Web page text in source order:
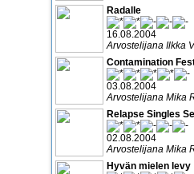
Radalle
16.08.2004
Arvostelijana Ilkka
Contamination
03.08.2004
Arvostelijana Mika
Relapse Singles
02.08.2004
Arvostelijana Mika
Hyvän mielen levy